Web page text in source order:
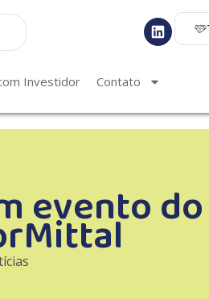
Investidor Contato
evento